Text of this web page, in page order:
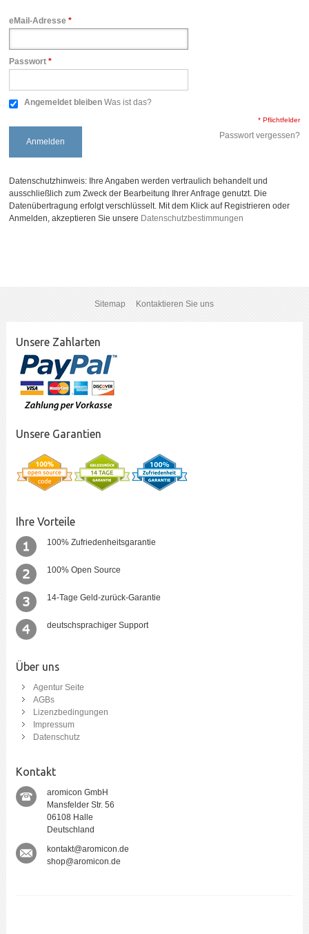
*
eMail-Adresse
*
Passwort
Angemeldet bleiben Was ist das?
* Pflichtfelder
Passwort vergessen?
Anmelden
Datenschutzhinweis: Ihre Angaben werden vertraulich behandelt und
ausschließlich zum Zweck der Bearbeitung Ihrer Anfrage genutzt. Die
Datenübertragung erfolgt verschlüsselt. Mit dem Klick auf Registrieren oder
Anmelden, akzeptieren Sie unsere Datenschutzbestimmungen
Sitemap Kontaktieren Sie uns
Unsere Zahlarten
Unsere Garantien
Ihre Vorteile
100% Zufriedenheitsgarantie
100% Open Source
14-Tage Geld-zurück-Garantie
deutschsprachiger Support
Über uns
Agentur Seite
AGBs
Lizenzbedingungen
Impressum
Datenschutz
Kontakt
aromicon GmbH
Mansfelder Str. 56
06108 Halle
Deutschland
kontakt@aromicon.de
shop@aromicon.de